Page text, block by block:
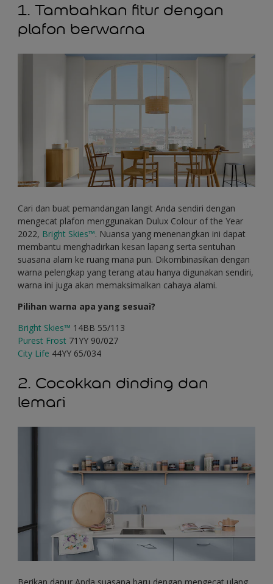
1. Tambahkan fitur dengan
plafon berwarna
Cari dan buat pemandangan langit Anda sendiri dengan
mengecat plafon menggunakan Dulux Colour of the Year
2022, Bright Skies™. Nuansa yang menenangkan ini dapat
membantu menghadirkan kesan lapang serta sentuhan
suasana alam ke ruang mana pun. Dikombinasikan dengan
warna pelengkap yang terang atau hanya digunakan sendiri,
warna ini juga akan memaksimalkan cahaya alami.
Pilihan warna apa yang sesuai?
Bright Skies™ 14BB 55/113
Purest Frost 71YY 90/027
City Life 44YY 65/034
2. Cocokkan dinding dan
lemari